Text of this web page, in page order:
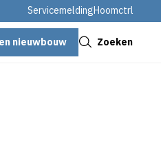
ServicemeldingHoomctrl
nieuwbouw Zoeken
Sluiten